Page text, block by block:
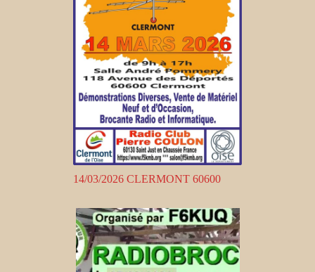
14/03/2026 CLERMONT 60600